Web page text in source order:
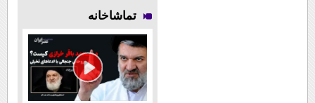
تماشاخانه